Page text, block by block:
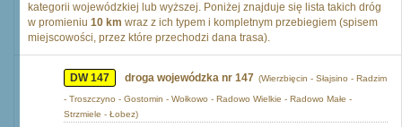
kategorii wojewódzkiej lub wyższej. Poniżej znajduje się lista takich dróg
w promieniu 10 km wraz z ich typem i kompletnym przebiegiem (spisem
miejscowości, przez które przechodzi dana trasa).
DW 147 droga wojewódzka nr 147 (Wierzbięcin - Słajsino - Radzim
- Troszczyno - Gostomin - Wołkowo - Radowo Wielkie - Radowo Małe -
Strzmiele - Łobez)